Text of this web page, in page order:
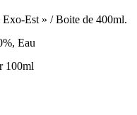
Est » / Boite de 400ml.
Eau
100ml